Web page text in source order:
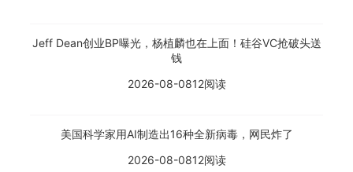
Jeff Dean创业BP曝光，杨植麟也在上面！硅谷VC抢破头送
钱
2026-08-0812阅读
美国科学家用AI制造出16种全新病毒，网民炸了
2026-08-0812阅读